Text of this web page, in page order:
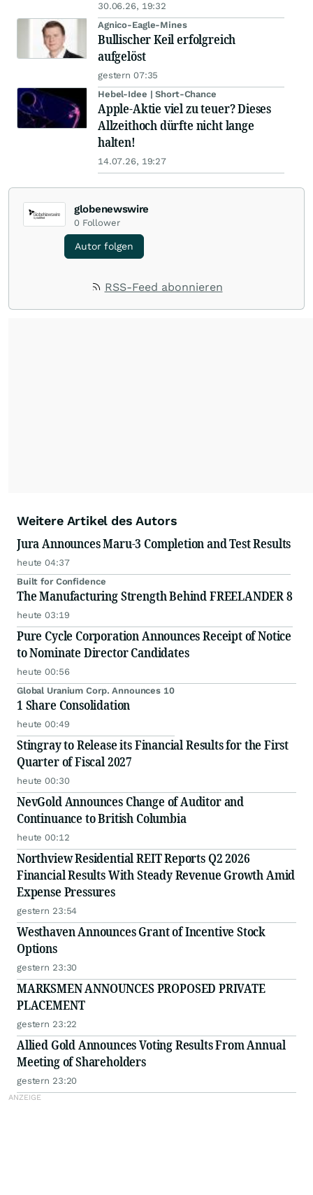
30.06.26, 19:32
Agnico-Eagle-Mines
Bullischer Keil erfolgreich
aufgelöst
gestern 07:35
Hebel-Idee | Short-Chance
Apple-Aktie viel zu teuer? Dieses
Allzeithoch dürfte nicht lange
halten!
14.07.26, 19:27
globenewswire
0 Follower
Autor folgen
RSS-Feed abonnieren
Weitere Artikel des Autors
Jura Announces Maru-3 Completion and Test Results
heute 04:37
Built for Confidence
The Manufacturing Strength Behind FREELANDER 8
heute 03:19
Pure Cycle Corporation Announces Receipt of Notice
to Nominate Director Candidates
heute 00:56
Global Uranium Corp. Announces 10
1 Share Consolidation
heute 00:49
Stingray to Release its Financial Results for the First
Quarter of Fiscal 2027
heute 00:30
NevGold Announces Change of Auditor and
Continuance to British Columbia
heute 00:12
Northview Residential REIT Reports Q2 2026
Financial Results With Steady Revenue Growth Amid
Expense Pressures
gestern 23:54
Westhaven Announces Grant of Incentive Stock
Options
gestern 23:30
MARKSMEN ANNOUNCES PROPOSED PRIVATE
PLACEMENT
gestern 23:22
Allied Gold Announces Voting Results From Annual
Meeting of Shareholders
gestern 23:20